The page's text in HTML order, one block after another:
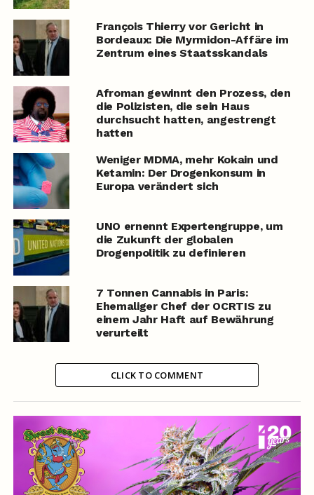
François Thierry vor Gericht in
Bordeaux: Die Myrmidon-Affäre im
Zentrum eines Staatsskandals
Afroman gewinnt den Prozess, den
die Polizisten, die sein Haus
durchsucht hatten, angestrengt
hatten
Weniger MDMA, mehr Kokain und
Ketamin: Der Drogenkonsum in
Europa verändert sich
UNO ernennt Expertengruppe, um
die Zukunft der globalen
Drogenpolitik zu definieren
7 Tonnen Cannabis in Paris:
Ehemaliger Chef der OCRTIS zu
einem Jahr Haft auf Bewährung
verurteilt
CLICK TO COMMENT